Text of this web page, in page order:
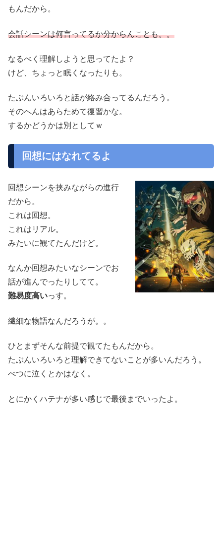
もんだから。
会話シーンは何言ってるか分からんことも。。
なるべく理解しようと思ってたよ？
けど、ちょっと眠くなったりも。
たぶんいろいろと話が絡み合ってるんだろう。
そのへんはあらためて復習かな。
するかどうかは別としてｗ
回想にはなれてるよ
回想シーンを挟みながらの進行
だから。
これは回想。
これはリアル。
みたいに観てたんだけど。
なんか回想みたいなシーンでお
話が進んでったりしてて。
難易度高いっす。
繊細な物語なんだろうが。。
ひとまずそんな前提で観てたもんだから。
たぶんいろいろと理解できてないことが多いんだろう。
べつに泣くとかはなく。
とにかくハテナが多い感じで最後までいったよ。